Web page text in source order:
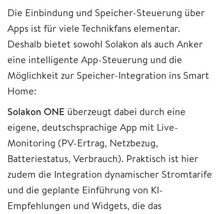
Die Einbindung und Speicher-Steuerung über
Apps ist für viele Technikfans elementar.
Deshalb bietet sowohl Solakon als auch Anker
eine intelligente App-Steuerung und die
Möglichkeit zur Speicher-Integration ins Smart
Home:
Solakon ONE überzeugt dabei durch eine
eigene, deutschsprachige App mit Live-
Monitoring (PV-Ertrag, Netzbezug,
Batteriestatus, Verbrauch). Praktisch ist hier
zudem die Integration dynamischer Stromtarife
und die geplante Einführung von KI-
Empfehlungen und Widgets, die das